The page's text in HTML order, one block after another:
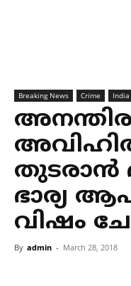
Breaking News Crime India
തുടരാന്‍
ഭാര്യ
വിഷം
By admin - March 28, 2018